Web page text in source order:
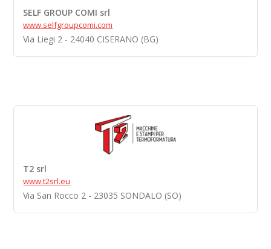
SELF GROUP COMI srl
www.selfgroupcomi.com
Via Liegi 2 - 24040 CISERANO (BG)
T2 srl
www.t2srl.eu
Via San Rocco 2 - 23035 SONDALO (SO)